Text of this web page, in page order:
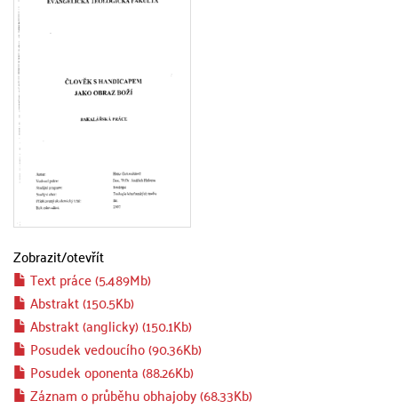
Zobrazit/otevřít
Text práce (5.489Mb)
Abstrakt (150.5Kb)
Abstrakt (anglicky) (150.1Kb)
Posudek vedoucího (90.36Kb)
Posudek oponenta (88.26Kb)
Záznam o průběhu obhajoby (68.33Kb)